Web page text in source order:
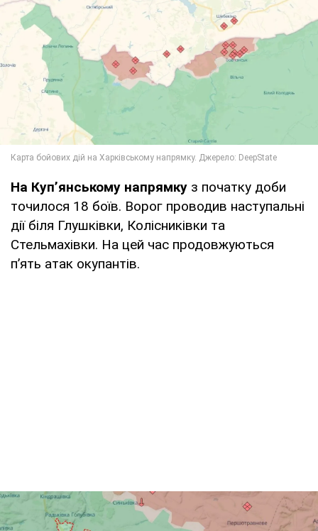
На Куп’янському напрямку з початку доби
точилося 18 боїв. Ворог проводив наступальні
дії біля Глушківки, Колісниківки та
Стельмахівки. На цей час продовжуються
п’ять атак окупантів.